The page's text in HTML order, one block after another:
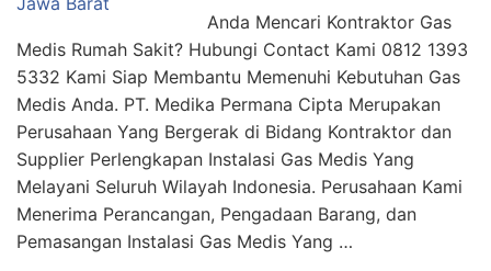
Anda Mencari Kontraktor Gas
Medis Rumah Sakit? Hubungi Contact Kami 0812 1393
5332 Kami Siap Membantu Memenuhi Kebutuhan Gas
Medis Anda. PT. Medika Permana Cipta Merupakan
Perusahaan Yang Bergerak di Bidang Kontraktor dan
Supplier Perlengkapan Instalasi Gas Medis Yang
Melayani Seluruh Wilayah Indonesia. Perusahaan Kami
Menerima Perancangan, Pengadaan Barang, dan
Pemasangan Instalasi Gas Medis Yang …